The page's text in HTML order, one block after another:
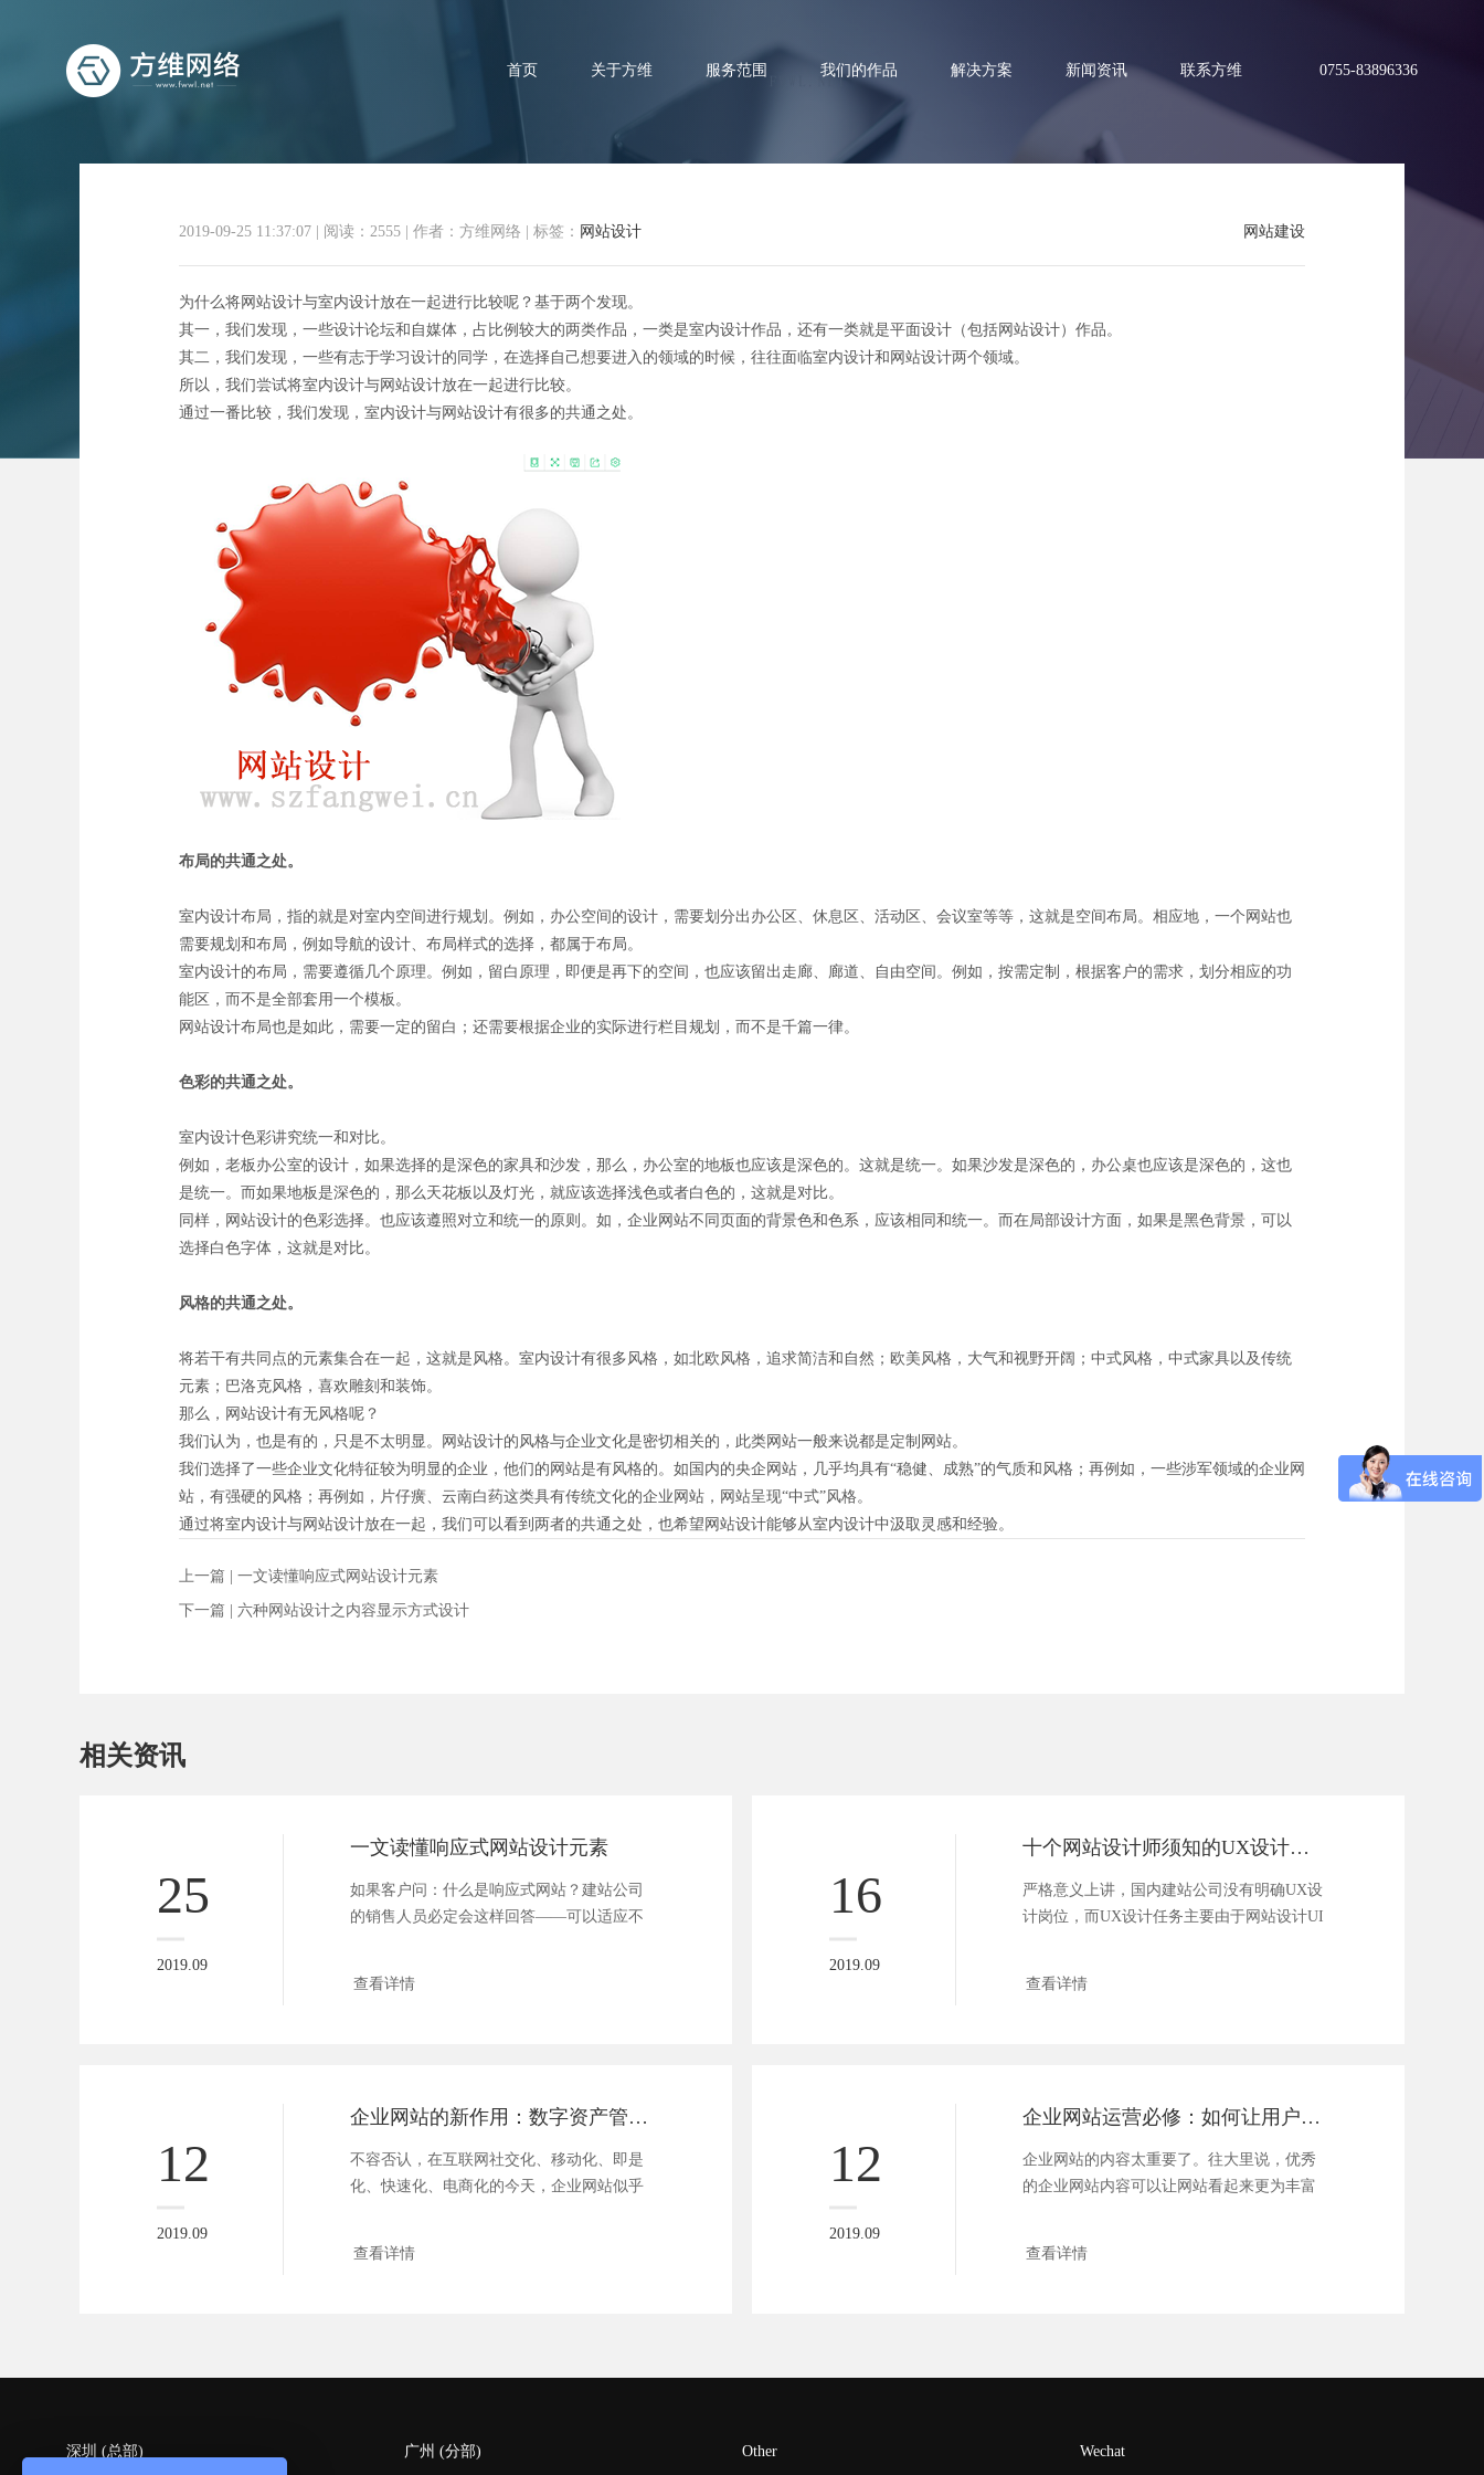
首页 关于方维 服务范围 我们的作品 解决方案 新闻资讯 联系方维 0755-83896336
网站设计与室内设计之比较
网站建设
2019-09-25 11:37:07 阅读：2555 作者：方维网络 标签： 网站设计
为什么将网站设计与室内设计放在一起进行比较呢？基于两个发现。
其一，我们发现，一些设计论坛和自媒体，占比例较大的两类作品，一类是室内设计作品，还有一类就是平面设计（包括网站设计）作品。
其二，我们发现，一些有志于学习设计的同学，在选择自己想要进入的领域的时候，往往面临室内设计和网站设计两个领域。
所以，我们尝试将室内设计与网站设计放在一起进行比较。
通过一番比较，我们发现，室内设计与网站设计有很多的共通之处。
布局的共通之处。
室内设计布局，指的就是对室内空间进行规划。例如，办公空间的设计，需要划分出办公区、休息区、活动区、会议室等等，这就是空间布局。相应地，一个网站也
需要规划和布局，例如导航的设计、布局样式的选择，都属于布局。
室内设计的布局，需要遵循几个原理。例如，留白原理，即便是再下的空间，也应该留出走廊、廊道、自由空间。例如，按需定制，根据客户的需求，划分相应的功
能区，而不是全部套用一个模板。
网站设计布局也是如此，需要一定的留白；还需要根据企业的实际进行栏目规划，而不是千篇一律。
色彩的共通之处。
室内设计色彩讲究统一和对比。
例如，老板办公室的设计，如果选择的是深色的家具和沙发，那么，办公室的地板也应该是深色的。这就是统一。如果沙发是深色的，办公桌也应该是深色的，这也
是统一。而如果地板是深色的，那么天花板以及灯光，就应该选择浅色或者白色的，这就是对比。
同样，网站设计的色彩选择。也应该遵照对立和统一的原则。如，企业网站不同页面的背景色和色系，应该相同和统一。而在局部设计方面，如果是黑色背景，可以
选择白色字体，这就是对比。
风格的共通之处。
将若干有共同点的元素集合在一起，这就是风格。室内设计有很多风格，如北欧风格，追求简洁和自然；欧美风格，大气和视野开阔；中式风格，中式家具以及传统
元素；巴洛克风格，喜欢雕刻和装饰。
那么，网站设计有无风格呢？
我们认为，也是有的，只是不太明显。网站设计的风格与企业文化是密切相关的，此类网站一般来说都是定制网站。
我们选择了一些企业文化特征较为明显的企业，他们的网站是有风格的。如国内的央企网站，几乎均具有“稳健、成熟”的气质和风格；再例如，一些涉军领域的企业网
站，有强硬的风格；再例如，片仔癀、云南白药这类具有传统文化的企业网站，网站呈现“中式”风格。
通过将室内设计与网站设计放在一起，我们可以看到两者的共通之处，也希望网站设计能够从室内设计中汲取灵感和经验。
上一篇 | 一文读懂响应式网站设计元素
下一篇 | 六种网站设计之内容显示方式设计
相关资讯
25
2019.09
一文读懂响应式网站设计元素
如果客户问：什么是响应式网站？建站公司
的销售人员必定会这样回答——可以适应不
查看详情
16
2019.09
十个网站设计师须知的UX设计智慧
严格意义上讲，国内建站公司没有明确UX设
计岗位，而UX设计任务主要由于网站设计UI
查看详情
12
2019.09
企业网站的新作用：数字资产管理平台
不容否认，在互联网社交化、移动化、即是
化、快速化、电商化的今天，企业网站似乎
查看详情
12
2019.09
企业网站运营必修：如何让用户参与内容创建？
企业网站的内容太重要了。往大里说，优秀
的企业网站内容可以让网站看起来更为丰富
查看详情
深圳 (总部) 广州 (分部) Other Wechat